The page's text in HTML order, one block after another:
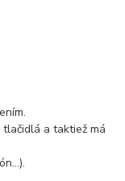
a taktiež má